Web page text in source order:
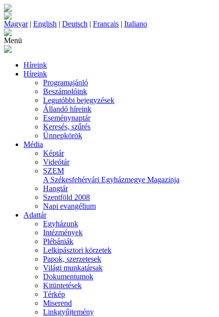
Magyar| English | Deutsch | Francais | Italiano
Menü
Híreink
Híreink
Programajánló
Beszámolóink
Legutóbbi bejegyzések
Állandó híreink
Eseménynaptár
Keresés, szűrés
Ünnepkörök
Média
Képtár
Videótár
SZEM
A Székesfehérvári Egyházmegye Magazinja
Hangtár
Szentföld 2008
Napi evangélium
Adattár
Egyházunk
Intézmények
Plébániák
Lelkipásztori körzetek
Papok, szerzetesek
Világi munkatársak
Dokumentumok
Kitüntetések
Térkép
Miserend
Linkgyűjtemény